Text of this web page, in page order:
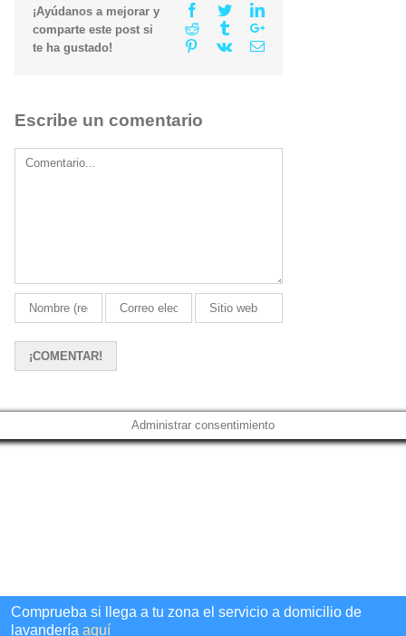
¡Ayúdanos a mejorar y
comparte este post si
te ha gustado!
Facebook
TwitterLinkedin
Reddit
TumblrGoogle+
Pinterest
Vk Email
Escribe un comentario
Comment
Comprueba si llega a tu zona el servicio a domicilio de
lavandería aquí
Administrar consentimiento